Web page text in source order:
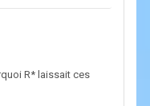
R* laissait ces